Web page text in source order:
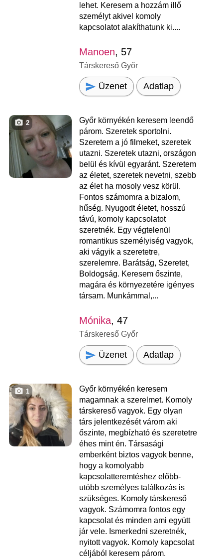
lehet. Keresem a hozzám illő
személyt akivel komoly
kapcsolatot alakíthatunk ki....
Manoen, 57
Társkereső Győr
Üzenet Adatlap
2
Győr környékén keresem leendő
párom. Szeretek sportolni.
Szeretem a jó filmeket, szeretek
utazni. Szeretek utazni, országon
belül és kívül egyaránt. Szeretem
az életet, szeretek nevetni, szebb
az élet ha mosoly vesz körül.
Fontos számomra a bizalom,
hűség. Nyugodt életet, hosszú
távú, komoly kapcsolatot
szeretnék. Egy végtelenül
romantikus személyiség vagyok,
aki vágyik a szeretetre,
szerelemre. Barátság, Szeretet,
Boldogság. Keresem őszinte,
magára és környezetére igényes
társam. Munkámmal,...
Mónika, 47
Társkereső Győr
Üzenet Adatlap
1
Győr környékén keresem
magamnak a szerelmet. Komoly
társkereső vagyok. Egy olyan
társ jelentkezését várom aki
őszinte, megbízható és szeretetre
éhes mint én. Társasági
emberként biztos vagyok benne,
hogy a komolyabb
kapcsolatteremtéshez előbb-
utóbb személyes találkozás is
szükséges. Komoly társkereső
vagyok. Számomra fontos egy
kapcsolat és minden ami együtt
jár vele. Ismerkedni szeretnék,
nyitott vagyok. Komoly kapcsolat
céljából keresem párom.